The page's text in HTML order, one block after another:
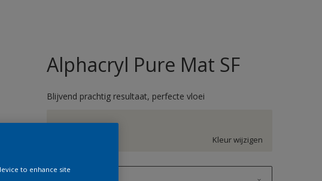
Alphacryl Pure Mat SF
Blijvend prachtig resultaat, perfecte vloei
GN.01.88
Kleur wijzigen
to enhance site